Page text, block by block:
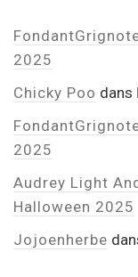
2025
Chicky Poo dans
2025
Audrey Light
Halloween 2025
Jojoenherbe